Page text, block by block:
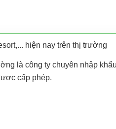
hiện nay trên thị trường
là công ty chuyên nhập
cấp phép.